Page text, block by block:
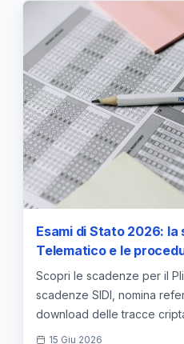
Esami di Stato 2026: la
Telematico e le
Scopri le scadenze per il
scadenze SIDI, nomina
download delle tracce
15 Giu 2026